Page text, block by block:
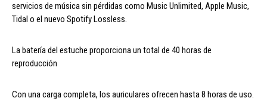
servicios de música sin pérdidas como Music Unlimited, Apple Music,
Tidal o el nuevo Spotify Lossless.
La batería del estuche proporciona un total de 40 horas de
reproducción
Con una carga completa, los auriculares ofrecen hasta 8 horas de uso.